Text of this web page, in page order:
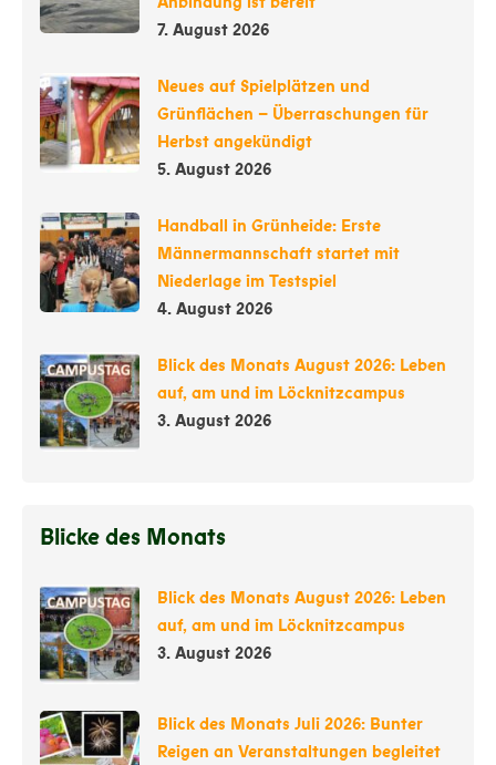
7. August 2026
Neues auf Spielplätzen und
Grünflächen – Überraschungen für
Herbst angekündigt
5. August 2026
Handball in Grünheide: Erste
Männermannschaft startet mit
Niederlage im Testspiel
4. August 2026
Blick des Monats August 2026: Leben
auf, am und im Löcknitzcampus
3. August 2026
Blicke des Monats
Blick des Monats August 2026: Leben
auf, am und im Löcknitzcampus
3. August 2026
Blick des Monats Juli 2026: Bunter
Reigen an Veranstaltungen begleitet